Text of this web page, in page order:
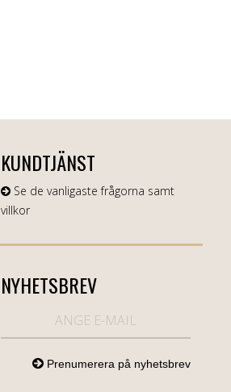
KUNDTJÄNST
Se de vanligaste frågorna samt
villkor
NYHETSBREV